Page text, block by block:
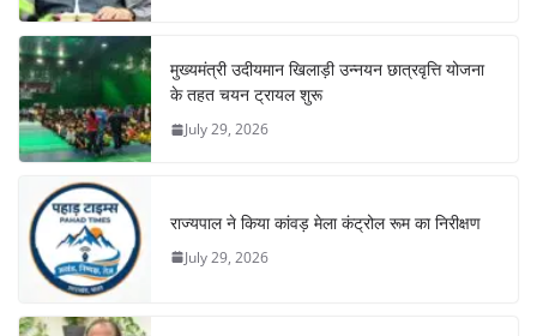
मुख्यमंत्री उदीयमान खिलाड़ी उन्नयन छात्रवृत्ति योजना
के तहत चयन ट्रायल शुरू
July 29, 2026
राज्यपाल ने किया कांवड़ मेला कंट्रोल रूम का निरीक्षण
July 29, 2026